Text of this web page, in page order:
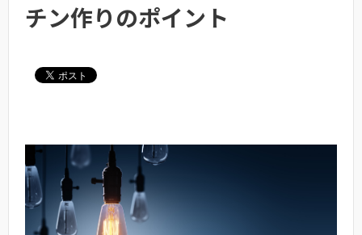
チン作りのポイント